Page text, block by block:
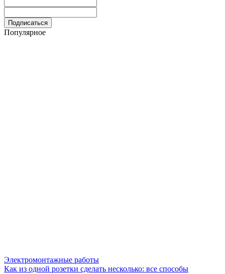
Популярное
Электромонтажные работы
Как из одной розетки сделать несколько: все способы